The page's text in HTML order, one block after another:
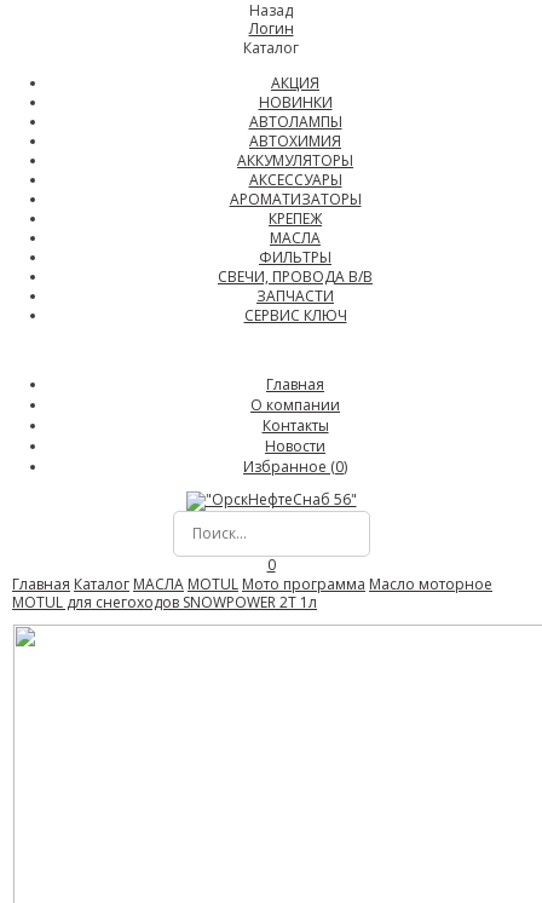
Назад
Логин
Каталог
АКЦИЯ
НОВИНКИ
АВТОЛАМПЫ
АВТОХИМИЯ
АККУМУЛЯТОРЫ
АКСЕССУАРЫ
АРОМАТИЗАТОРЫ
КРЕПЕЖ
МАСЛА
ФИЛЬТРЫ
СВЕЧИ, ПРОВОДА В/В
ЗАПЧАСТИ
СЕРВИС КЛЮЧ
Главная
О компании
Контакты
Новости
Избранное (0)
0
Главная Каталог МАСЛА MOTUL Мото программа Масло моторное
MOTUL для снегоходов SNOWPOWER 2T 1л